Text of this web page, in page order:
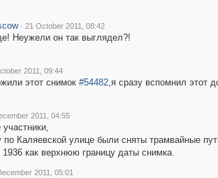
· 21 October 2011, 08:42
Неужели он так выглядел?!
2011, 09:44
этот снимок #54482,я сразу вспомнил этот
2011, 04:55
по Каляевской улице были сняты трамвайные
как верхнюю границу даты снимка.
2011, 05:01